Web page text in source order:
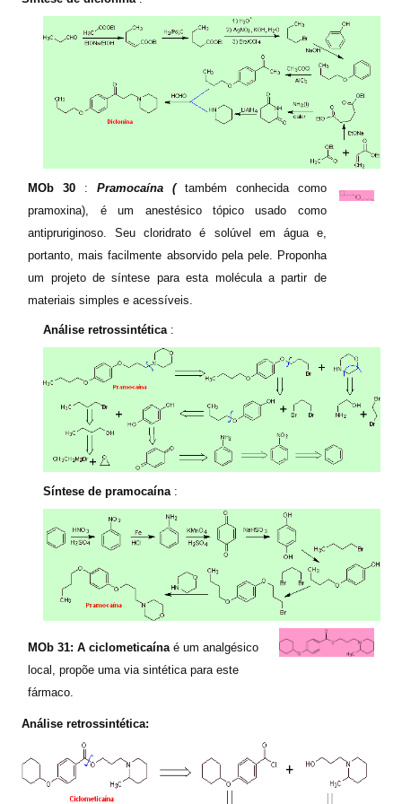
MOb 30 :Pramocaína (também conhecida como
pramoxina), é um anestésico tópico usado como
antipruriginoso. Seu cloridrato é solúvel em água e,
portanto, mais facilmente absorvido pela pele. Proponha
um projeto de síntese para esta molécula a partir de
materiais simples e acessíveis.
Análise retrossintética :
Síntese de pramocaína :
MOb 31: A ciclometicaína é um analgésico
local, propõe uma via sintética para este
fármaco.
Análise retrossintética: